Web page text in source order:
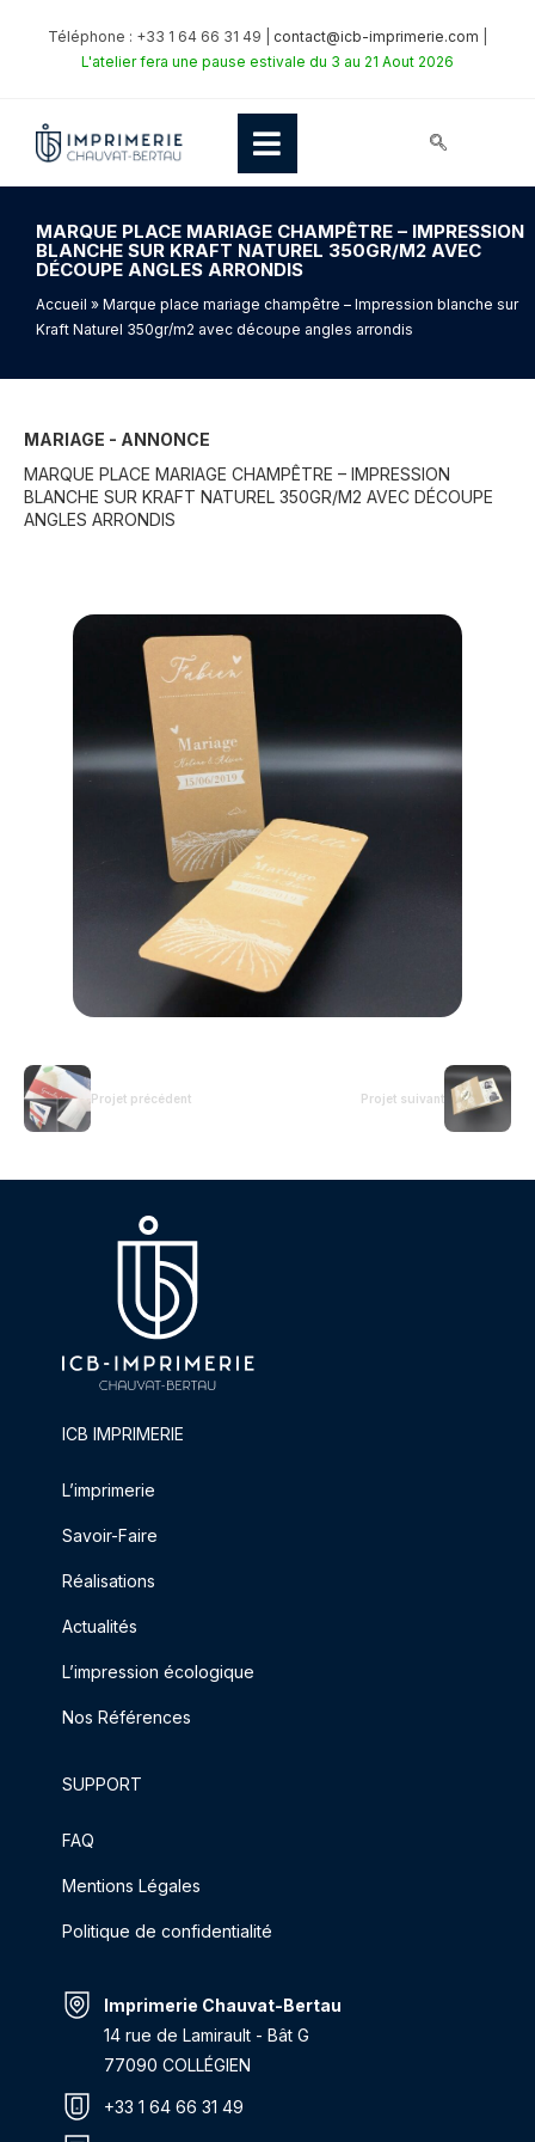
Téléphone : +33 1 64 66 31 49 | contact@icb-imprimerie.com
L'atelier fera une pause estivale du 3 au 21 Aout 2026
MARQUE PLACE MARIAGE CHAMPÊTRE – IMPRESSION
BLANCHE SUR KRAFT NATUREL 350GR/M2 AVEC
DÉCOUPE ANGLES ARRONDIS
Accueil » Marque place mariage champêtre – Impression blanche sur
Kraft Naturel 350gr/m2 avec découpe angles arrondis
MARIAGE - ANNONCE
MARQUE PLACE MARIAGE CHAMPÊTRE – IMPRESSION
BLANCHE SUR KRAFT NATUREL 350GR/M2 AVEC DÉCOUPE
ANGLES ARRONDIS
Projet précédent Projet suivant
ICB IMPRIMERIE
L’imprimerie
Savoir-Faire
Réalisations
Actualités
L’impression écologique
Nos Références
SUPPORT
FAQ
Mentions Légales
Politique de confidentialité
Imprimerie Chauvat-Bertau
14 rue de Lamirault - Bât G
77090 COLLÉGIEN
+33 1 64 66 31 49